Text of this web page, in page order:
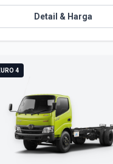
Detail & Harga
4